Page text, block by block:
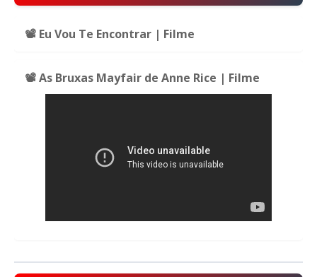
📽️ Eu Vou Te Encontrar | Filme
📽️ As Bruxas Mayfair de Anne Rice | Filme